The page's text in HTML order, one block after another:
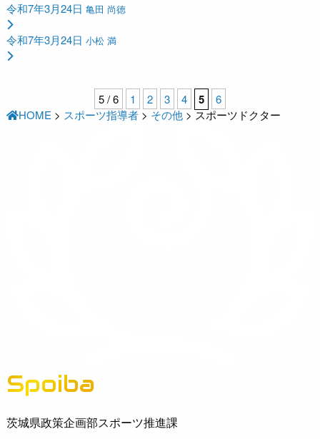
令和7年3月24日 亀田 尚徳
令和7年3月24日 小松 満
5 / 6 1 2 3 4 5
6
HOME > スポーツ指導者 > その他 >スポーツドクター
Spoiba
茨城県政策企画部スポーツ推進課